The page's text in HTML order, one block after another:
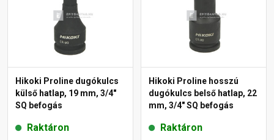
Hikoki Proline dugókulcs
külső hatlap, 19 mm, 3/4"
SQ befogás
Raktáron
Hikoki Proline hosszú
dugókulcs belső hatlap, 22
mm, 3/4" SQ befogás
Raktáron